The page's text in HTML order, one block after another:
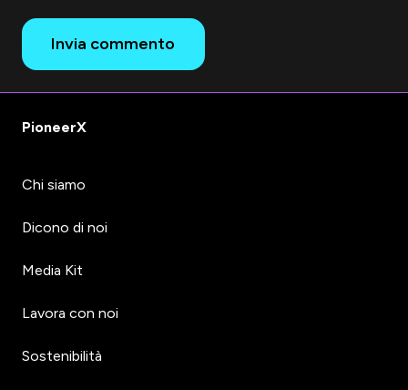
Invia commento
PioneerX
Chi siamo
Dicono di noi
Media Kit
Lavora con noi
Sostenibilità